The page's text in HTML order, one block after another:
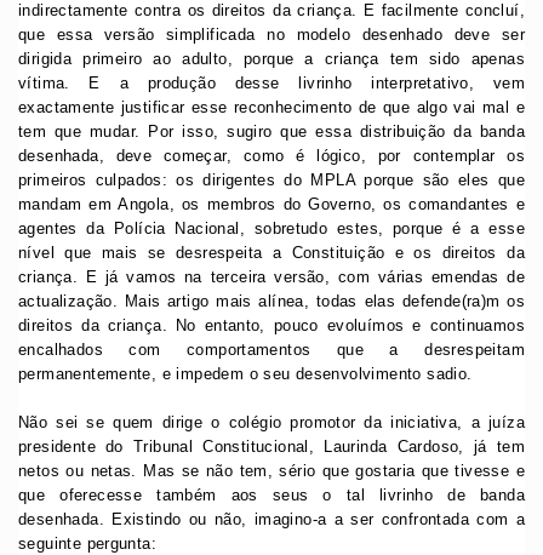
indirectamente contra os direitos da criança. E facilmente concluí,
que essa versão simplificada no modelo desenhado deve ser
dirigida primeiro ao adulto, porque a criança tem sido apenas
vítima. E a produção desse livrinho interpretativo, vem
exactamente justificar esse reconhecimento de que algo vai mal e
tem que mudar. Por isso, sugiro que essa distribuição da banda
desenhada, deve começar, como é lógico, por contemplar os
primeiros culpados: os dirigentes do MPLA porque são eles que
mandam em Angola, os membros do Governo, os comandantes e
agentes da Polícia Nacional, sobretudo estes, porque é a esse
nível que mais se desrespeita a Constituição e os direitos da
criança. E já vamos na terceira versão, com várias emendas de
actualização. Mais artigo mais alínea, todas elas defende(ra)m os
direitos da criança. No entanto, pouco evoluímos e continuamos
encalhados com comportamentos que a desrespeitam
permanentemente, e impedem o seu desenvolvimento sadio.
Não sei se quem dirige o colégio promotor da iniciativa, a juíza
presidente do Tribunal Constitucional, Laurinda Cardoso, já tem
netos ou netas. Mas se não tem, sério que gostaria que tivesse e
que oferecesse também aos seus o tal livrinho de banda
desenhada. Existindo ou não, imagino-a a ser confrontada com a
seguinte pergunta: